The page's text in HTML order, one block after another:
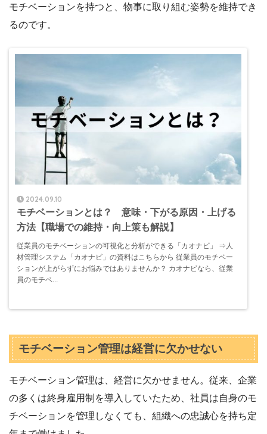
モチベーションを持つと、物事に取り組む姿勢を維持でき
るのです。
2024.09.10
モチベーションとは？ 意味・下がる原因・上げる
方法【職場での維持・向上策も解説】
従業員のモチベーションの可視化と分析ができる「カオナビ」 ⇒人
材管理システム「カオナビ」の資料はこちらから 従業員のモチベー
ションが上がらずにお悩みではありませんか？ カオナビなら、従業
員のモチベ...
モチベーション管理は経営に欠かせない
モチベーション管理は、経営に欠かせません。従来、企業
の多くは終身雇用制を導入していたため、社員は自身のモ
チベーションを管理しなくても、組織への忠誠心を持ち定